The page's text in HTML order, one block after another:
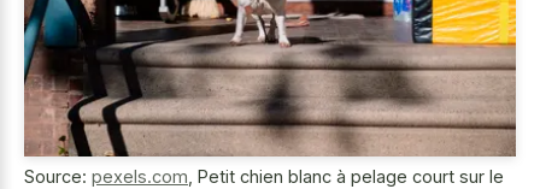
Source: pexels.com Petit chien blanc à pelage court sur le